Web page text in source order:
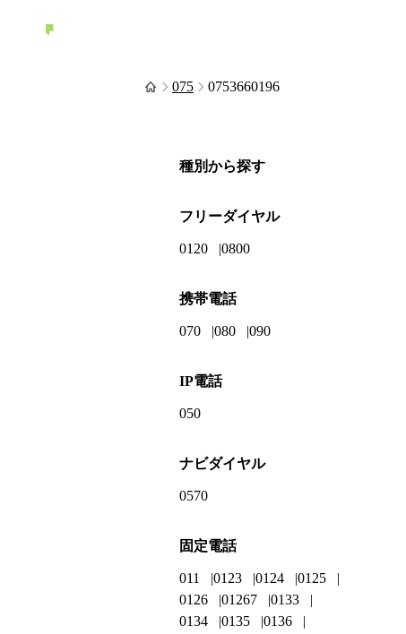
075 0753660196
種別から探す
フリーダイヤル
0120 0800
携帯電話
070 080 090
IP電話
050
ナビダイヤル
0570
固定電話
011 0123 0124
0125
0126
01267
0133
0134
0135
0136